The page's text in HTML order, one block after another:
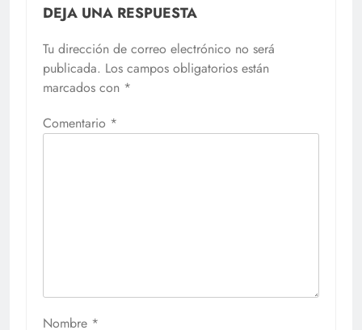
DEJA UNA RESPUESTA
Tu dirección de correo electrónico no será
publicada. Los campos obligatorios están
marcados con *
Comentario *
Nombre *